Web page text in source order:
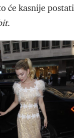
će kasnije postati
.